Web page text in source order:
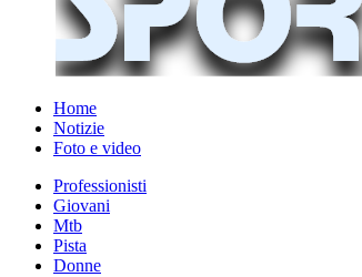
Home
Notizie
Foto e video
Professionisti
Giovani
Mtb
Pista
Donne